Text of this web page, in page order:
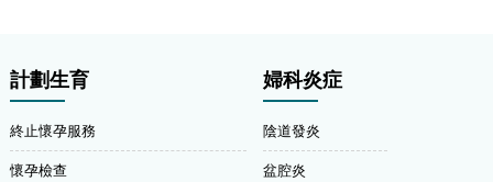
計劃生育
終止懷孕服務
懷孕檢查
婦科炎症
陰道發炎
盆腔炎